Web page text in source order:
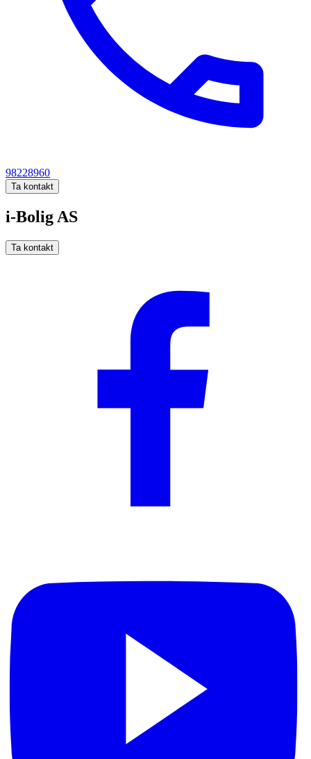
98228960
Ta kontakt
i-Bolig AS
Ta kontakt